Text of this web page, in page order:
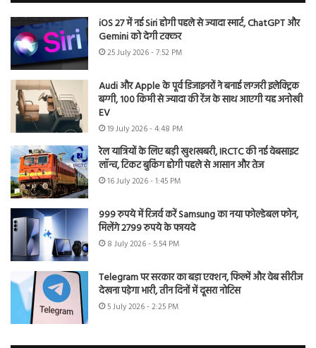
iOS 27 में नई Siri होगी पहले से ज्यादा स्मार्ट, ChatGPT और
Gemini को देगी टक्कर
25 July 2026 - 7:52 PM
Audi और Apple के पूर्व डिजाइनरों ने बनाई लग्जरी इलेक्ट्रिक
बग्गी, 100 किमी से ज्यादा की रेंज के साथ आएगी यह अनोखी
EV
19 July 2026 - 4:48 PM
रेल यात्रियों के लिए बड़ी खुशखबरी, IRCTC की नई वेबसाइट
लॉन्च, टिकट बुकिंग होगी पहले से आसान और तेज
16 July 2026 - 1:45 PM
999 रुपये में रिजर्व करें Samsung का नया फोल्डेबल फोन,
मिलेंगे 2799 रुपये के फायदे
8 July 2026 - 5:54 PM
Telegram पर सरकार का बड़ा एक्शन, फिल्में और वेब सीरीज
देखना पड़ेगा भारी, तीन दिनों में दूसरा नोटिस
5 July 2026 - 2:25 PM